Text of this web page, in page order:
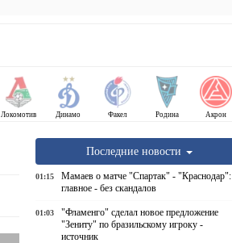
Локомотив Динамо Факел Родина Акрон
Последние новости
01:15
Мамаев о матче "Спартак" - "Краснодар":
главное - без скандалов
01:03
"Фламенго" сделал новое предложение
"Зениту" по бразильскому игроку -
источник